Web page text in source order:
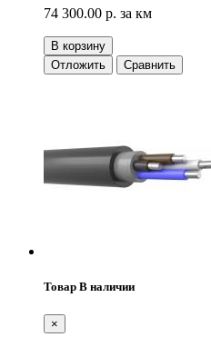
74 300.00 р. за км
В корзину
Отложить
Сравнить
Товар В наличии
×